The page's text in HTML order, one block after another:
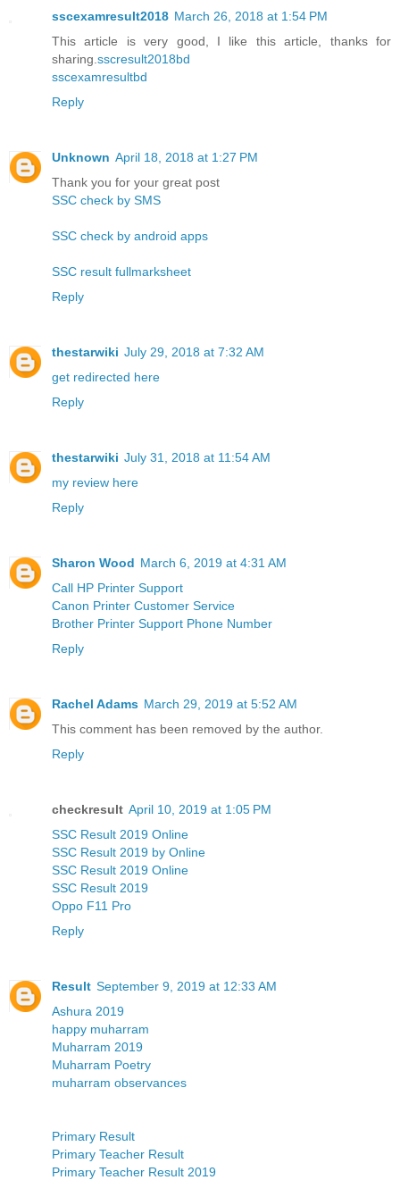
sscexamresult2018 March 26, 2018 at 1:54 PM
This article is very good, I like this article, thanks for
sharing. sscresult2018bd
sscexamresultbd
Reply
Unknown April 18, 2018 at 1:27 PM
Thank you for your great post
SSC check by SMS
SSC check by android apps
SSC result fullmarksheet
Reply
thestarwiki July 29, 2018 at 7:32 AM
get redirected here
Reply
thestarwiki July 31, 2018 at 11:54 AM
my review here
Reply
Sharon Wood March 6, 2019 at 4:31 AM
Call HP Printer Support
Canon Printer Customer Service
Brother Printer Support Phone Number
Reply
Rachel Adams March 29, 2019 at 5:52 AM
This comment has been removed by the author.
Reply
checkresult April 10, 2019 at 1:05 PM
SSC Result 2019 Online
SSC Result 2019 by Online
SSC Result 2019 Online
SSC Result 2019
Oppo F11 Pro
Reply
Result September 9, 2019 at 12:33 AM
Ashura 2019
happy muharram
Muharram 2019
Muharram Poetry
muharram observances
Primary Result
Primary Teacher Result
Primary Teacher Result 2019